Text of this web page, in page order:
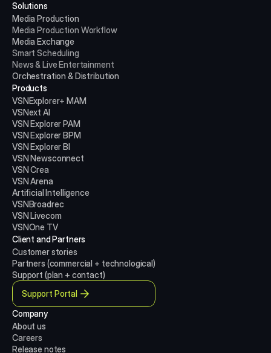
Solutions
Media Production
Media Production Workflow
Media Exchange
Smart Scheduling
News & Live Entertainment
Orchestration & Distribution
Products
VSNExplorer+ MAM
VSNext AI
VSN Explorer PAM
VSN Explorer BPM
VSN Explorer BI
VSN Newsconnect
VSN Crea
VSN Arena
Artificial Intelligence
VSNBroadrec
VSN Livecom
VSNOne TV
Client and Partners
Customer stories
Partners (commercial + technological)
Support (plan + contact)
Support Portal
Company
About us
Careers
Release notes